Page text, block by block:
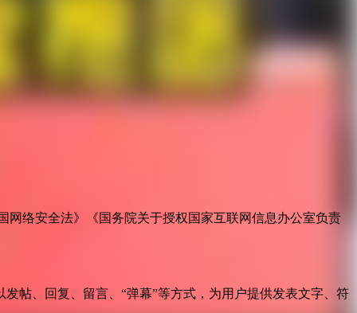
络安全法》《国务院关于授权国家互联网信息办公室负责
帖、回复、留言、“弹幕”等方式，为用户提供发表文字、符